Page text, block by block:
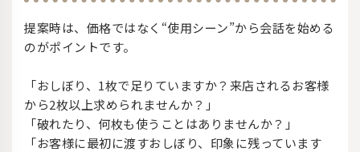
提案時は、価格ではなく“使用シーン”から会話を始める
のがポイントです。
「おしぼり、1枚で足りていますか？来店されるお客様
から2枚以上求められませんか？」
「破れたり、何枚も使うことはありませんか？」
「お客様に最初に渡すおしぼり、印象に残っています